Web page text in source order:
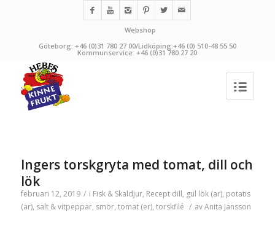
Webshop
Göteborg: +46 (0)31 780 27 00/Lidköping:+46 (0) 510-48 55 50
Kommunservice: +46 (0)31 780 27 20
Ingers torskgryta med tomat, dill och
lök
februari 12, 2019 / i Fisk & Skaldjur, Recept dill, gul lök (ar), potatis
(ar), salt & vitpeppar, smör, tomat (er), torskfilé / avAnita Jansson